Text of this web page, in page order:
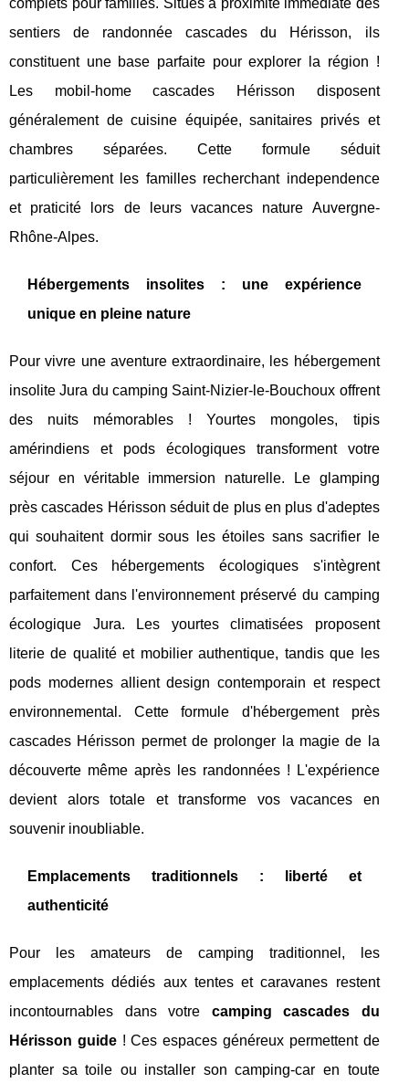
complets pour familles. Situés à proximité immédiate des
sentiers de randonnée cascades du Hérisson, ils
constituent une base parfaite pour explorer la région !
Les mobil-home cascades Hérisson disposent
généralement de cuisine équipée, sanitaires privés et
chambres séparées. Cette formule séduit
particulièrement les familles recherchant independence
et praticité lors de leurs vacances nature Auvergne-
Rhône-Alpes.
Hébergements insolites : une expérience
unique en pleine nature
Pour vivre une aventure extraordinaire, les hébergement
insolite Jura du camping Saint-Nizier-le-Bouchoux offrent
des nuits mémorables ! Yourtes mongoles, tipis
amérindiens et pods écologiques transforment votre
séjour en véritable immersion naturelle. Le glamping
près cascades Hérisson séduit de plus en plus d'adeptes
qui souhaitent dormir sous les étoiles sans sacrifier le
confort. Ces hébergements écologiques s'intègrent
parfaitement dans l'environnement préservé du camping
écologique Jura. Les yourtes climatisées proposent
literie de qualité et mobilier authentique, tandis que les
pods modernes allient design contemporain et respect
environnemental. Cette formule d'hébergement près
cascades Hérisson permet de prolonger la magie de la
découverte même après les randonnées ! L'expérience
devient alors totale et transforme vos vacances en
souvenir inoubliable.
Emplacements traditionnels : liberté et
authenticité
Pour les amateurs de camping traditionnel, les
emplacements dédiés aux tentes et caravanes restent
incontournables dans votre camping cascades du
Hérisson guide! Ces espaces généreux permettent de
planter sa toile ou installer son camping-car en toute